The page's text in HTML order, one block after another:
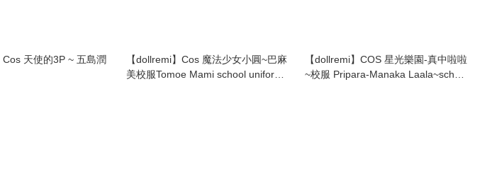
Cos 天使的3P ~ 五島潤
【dollremi】Cos 魔法少女小圓~巴麻
美校服Tomoe Mami school uniform
【dollremi】COS 星光樂園-真中啦啦
~校服 Pripara-Manaka Laala~school